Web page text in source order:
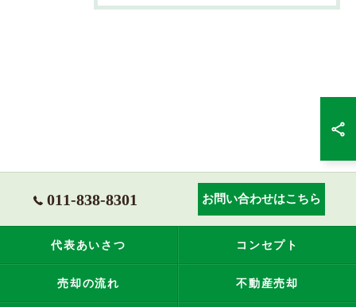
011-838-8301 お問い合わせはこちら
代表あいさつ コンセプト
売却の流れ 不動産売却